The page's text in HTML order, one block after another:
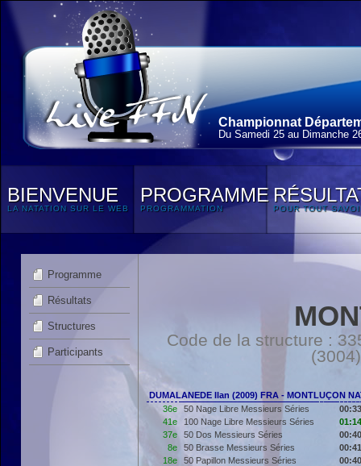
Championnat
Du Samedi 25 au Dimanche
BIENVENUE
LA NATATION SUR LE WEB
PROGRAMME
PROGRAMMATION POUR TOUT
Programme
Résultats
Structures
Participants
Code de la structure :
DUMALANEDE Ilan (2009) FRA - MONTLUÇON
36e
50 Nage Libre Messieurs Séries
41e
100 Nage Libre Messieurs Séries
37e
50 Dos Messieurs Séries
8e
50 Brasse Messieurs Séries
18e
50 Papillon Messieurs Séries